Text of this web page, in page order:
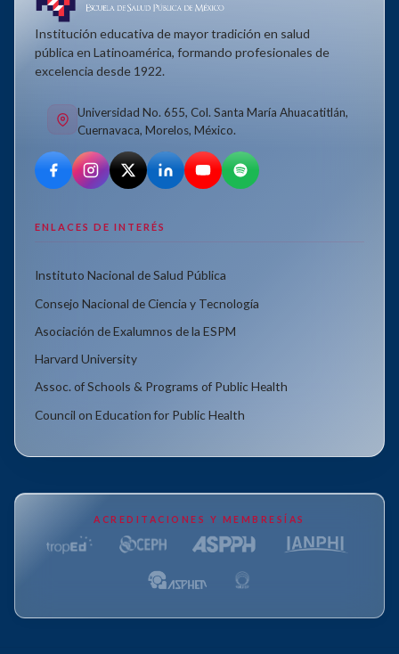
Institución educativa de mayor tradición en salud
pública en Latinoamérica, formando profesionales de
excelencia desde 1922.
Universidad No. 655, Col. Santa María Ahuacatitlán,
Cuernavaca, Morelos, México.
ENLACES DE INTERÉS
Instituto Nacional de Salud Pública
Consejo Nacional de Ciencia y Tecnología
Asociación de Exalumnos de la ESPM
Harvard University
Assoc. of Schools & Programs of Public Health
Council on Education for Public Health
ACREDITACIONES Y MEMBRESÍAS